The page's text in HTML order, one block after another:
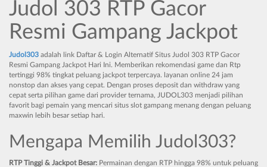
Judol 303 RTP Gacor
Resmi Gampang Jackpot
Judol303 adalah link Daftar & Login Alternatif Situs Judol 303 RTP Gacor
Resmi Gampang Jackpot Hari Ini. Memberikan rekomendasi game dan Rtp
tertinggi 98% tingkat peluang jackpot terpercaya. layanan online 24 jam
nonstop dan akses yang cepat. Dengan proses deposit dan withdraw yang
cepat serta pilihan game dari provider ternama, JUDOL303 menjadi pilihan
favorit bagi pemain yang mencari situs slot gampang menang dengan peluang
maxwin lebih besar setiap hari.
Mengapa Memilih Judol303?
RTP Tinggi & Jackpot Besar: Permainan dengan RTP hingga 98% untuk peluang